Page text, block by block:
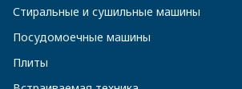
Стиральные и сушильные машины
Посудомоечные машины
Плиты